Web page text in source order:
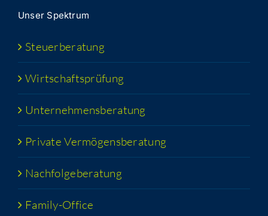
Unser Spek­trum
Steu­er­be­ra­tung
Wirt­schafts­prü­fung
Unter­neh­mens­be­ra­tung
Pri­va­te Vermögensberatung
Nach­fol­ge­be­ra­tung
Fami­­ly-Office